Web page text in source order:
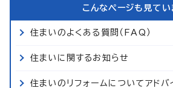
こんなページも見てい
住まいのよくある質問（FAQ）
住まいに関するお知らせ
住まいのリフォームについてアドバ